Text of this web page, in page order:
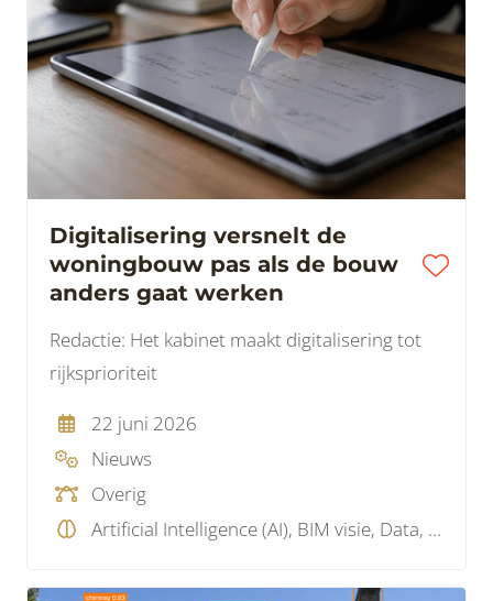
Digitalisering versnelt de
woningbouw pas als de bouw
anders gaat werken
Redactie: Het kabinet maakt digitalisering tot
rijksprioriteit
22 juni 2026
Nieuws
Overig
Artificial Intelligence (AI), BIM visie, Data, Projectmanagement, Wetgeving